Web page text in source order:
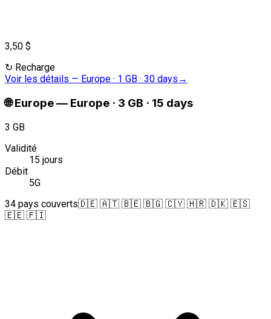
3,50 $
↻ Recharge
Voir les détails — Europe · 1 GB · 30 days →
🌐 Europe— Europe · 3 GB · 15 days
3 GB
Validité
15 jours
Débit
5G
34 pays couverts🇩🇪 🇦🇹 🇧🇪 🇧🇬 🇨🇾 🇭🇷 🇩🇰 🇪🇸
🇪🇪 🇫🇮